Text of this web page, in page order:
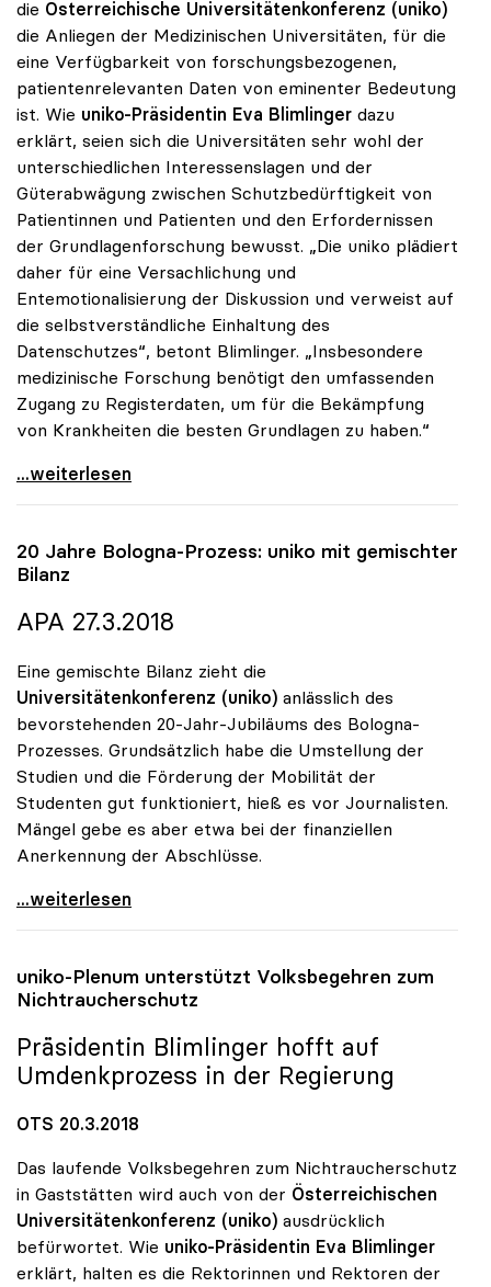
die Österreichische Universitätenkonferenz (uniko)
die Anliegen der Medizinischen Universitäten, für die
eine Verfügbarkeit von forschungsbezogenen,
patientenrelevanten Daten von eminenter Bedeutung
ist. Wie uniko-Präsidentin Eva Blimlinger dazu
erklärt, seien sich die Universitäten sehr wohl der
unterschiedlichen Interessenslagen und der
Güterabwägung zwischen Schutzbedürftigkeit von
Patientinnen und Patienten und den Erfordernissen
der Grundlagenforschung bewusst. „Die uniko plädiert
daher für eine Versachlichung und
Entemotionalisierung der Diskussion und verweist auf
die selbstverständliche Einhaltung des
Datenschutzes“, betont Blimlinger. „Insbesondere
medizinische Forschung benötigt den umfassenden
Zugang zu Registerdaten, um für die Bekämpfung
von Krankheiten die besten Grundlagen zu haben.“
Forschungsgesetz: Blimlinger betont Bedeutung für
...weiterlesen
20 Jahre Bologna-Prozess: uniko mit gemischter
Bilanz
APA 27.3.2018
Eine gemischte Bilanz zieht die
Universitätenkonferenz (uniko) anlässlich des
bevorstehenden 20-Jahr-Jubiläums des Bologna-
Prozesses. Grundsätzlich habe die Umstellung der
Studien und die Förderung der Mobilität der
Studenten gut funktioniert, hieß es vor Journalisten.
Mängel gebe es aber etwa bei der finanziellen
Anerkennung der Abschlüsse.
20 Jahre Bologna-Prozess: uniko mit gemischter
...weiterlesen
uniko-Plenum unterstützt Volksbegehren zum
Nichtraucherschutz
Präsidentin Blimlinger hofft auf
Umdenkprozess in der Regierung
OTS 20.3.2018
Das laufende Volksbegehren zum Nichtraucherschutz
in Gaststätten wird auch von der Österreichischen
Universitätenkonferenz (uniko) ausdrücklich
befürwortet. Wie uniko-Präsidentin Eva Blimlinger
erklärt, halten es die Rektorinnen und Rektoren der